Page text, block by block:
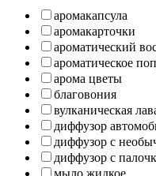
аромакапсула
аромакарточки
ароматический
ароматическое
арома цветы
благовония
вулканическая
диффузор
диффузор с
диффузор с
мыло жидкое